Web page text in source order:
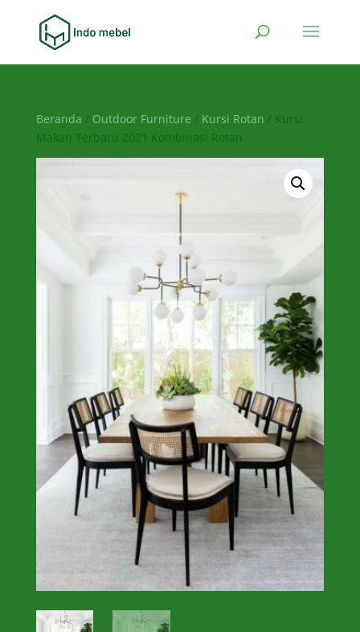
Beranda / Outdoor Furniture / Kursi Rotan / Kursi
Makan Terbaru 2021 Kombinasi Rotan